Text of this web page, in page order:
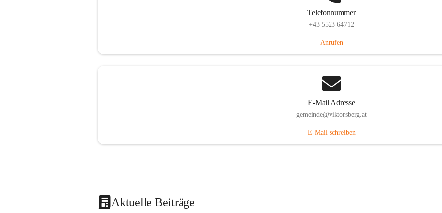
Telefonnummer
+43 5523 64712
Anrufen
E-Mail Adresse
gemeinde@viktorsberg.at
E-Mail schreiben
Aktuelle Beiträge